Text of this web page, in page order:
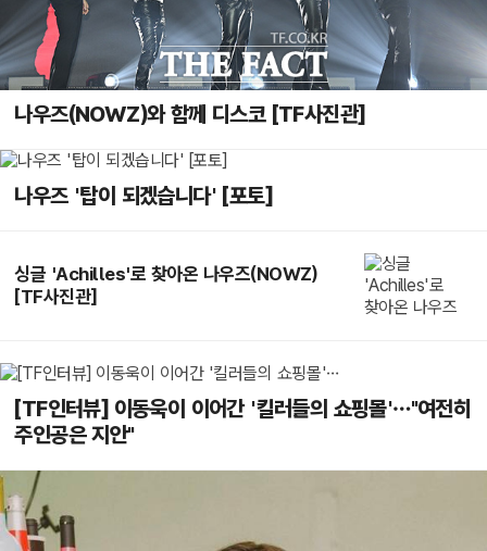
나우즈(NOWZ)와 함께 디스코 [TF사진관]
나우즈 '탑이 되겠습니다' [포토]
싱글 'Achilles'로 찾아온 나우즈(NOWZ)
[TF사진관]
[TF인터뷰] 이동욱이 이어간 '킬러들의 쇼핑몰'…"여전히
주인공은 지안"